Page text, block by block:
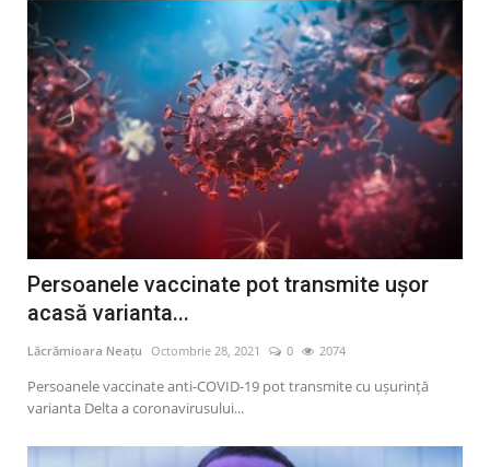
Persoanele vaccinate pot transmite uşor
acasă varianta...
Lăcrămioara Neațu Octombrie 28, 2021 0 2074
Persoanele vaccinate anti-COVID-19 pot transmite cu uşurinţă
varianta Delta a coronavirusului...